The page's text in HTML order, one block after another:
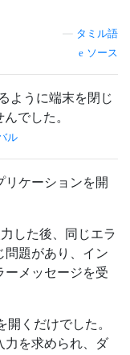
タミル語
ソース
ように端末を閉じ
でした。
ル
リケーションを開
した後、同じエラ
問題があり、イン
ーメッセージを受
くだけでした。
力を求められ、ダ